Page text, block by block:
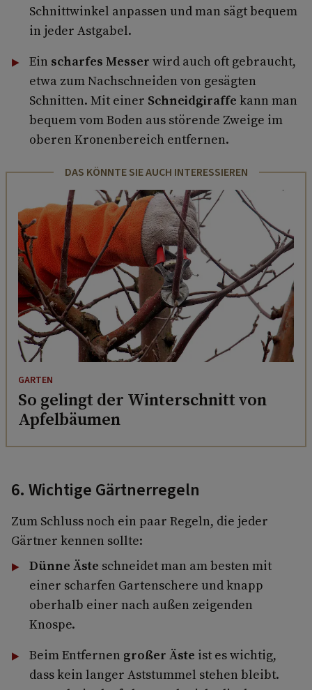
Schnittwinkel anpassen und man sägt bequem
in jeder Astgabel.
Ein scharfes Messer wird auch oft gebraucht,
etwa zum Nachschneiden von gesägten
Schnitten. Mit einer Schneidgiraffe kann man
bequem vom Boden aus störende Zweige im
oberen Kronenbereich entfernen.
DAS KÖNNTE SIE AUCH INTERESSIEREN
GARTEN
So gelingt der Winterschnitt von
Apfelbäumen
6. Wichtige Gärtnerregeln
Zum Schluss noch ein paar Regeln, die jeder
Gärtner kennen sollte:
Dünne Äste schneidet man am besten mit
einer scharfen Gartenschere und knapp
oberhalb einer nach außen zeigenden
Knospe.
Beim Entfernen großer Äste ist es wichtig,
dass kein langer Aststummel stehen bleibt.